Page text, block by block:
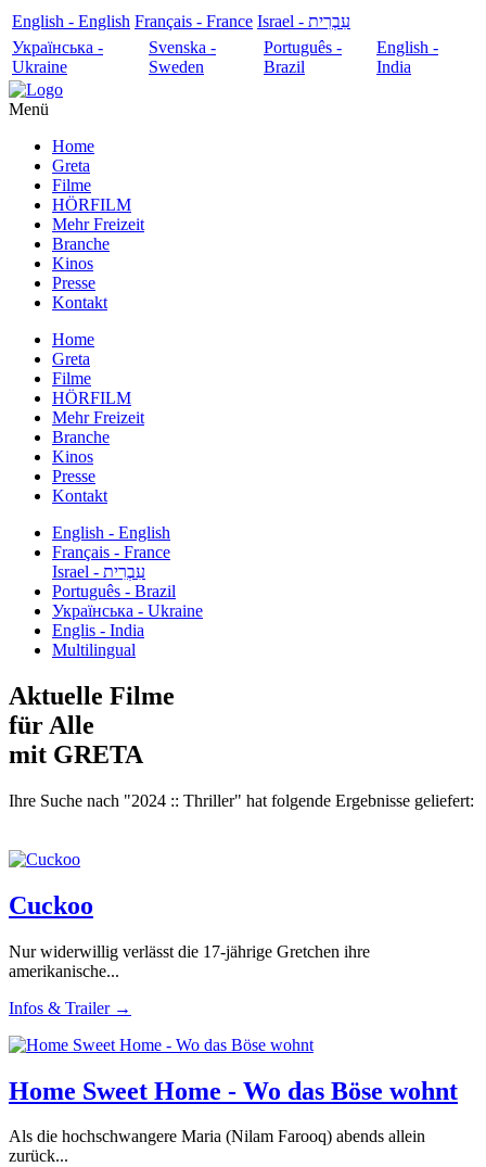
English - English Français - France
עִבְרִית - Israel
Українська -
Ukraine
Svenska -
Sweden
Português -
Brazil
English -
India
Menü
Home
Greta
Filme
HÖRFILM
Mehr Freizeit
Branche
Kinos
Presse
Kontakt
Home
Greta
Filme
HÖRFILM
Mehr Freizeit
Branche
Kinos
Presse
Kontakt
English - English
Français - France
עִבְרִית - Israel
Português - Brazil
Українська - Ukraine
Englis - India
Multilingual
Aktuelle Filme
für Alle
mit GRETA
Ihre Suche nach "2024 :: Thriller" hat folgende Ergebnisse geliefert:
Cuckoo
Nur widerwillig verlässt die 17-jährige Gretchen ihre
amerikanische...
Infos & Trailer →
Home Sweet Home - Wo das Böse wohnt
Als die hochschwangere Maria (Nilam Farooq) abends allein
zurück...